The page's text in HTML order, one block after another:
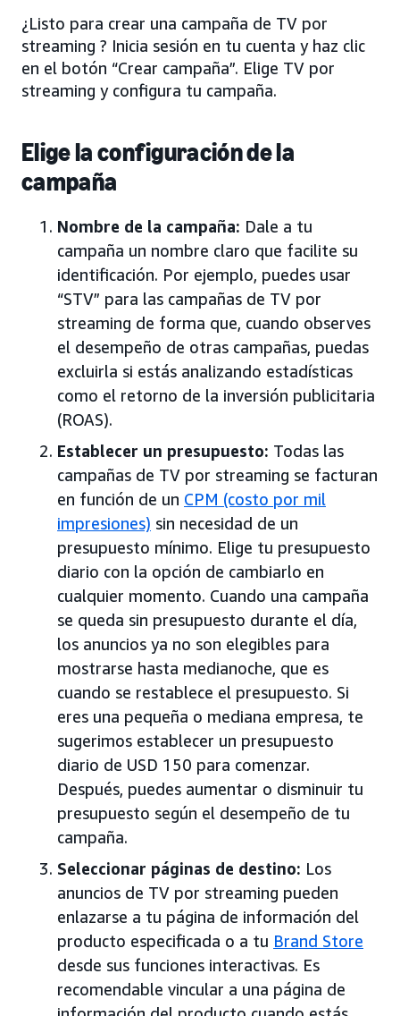
¿Listo para crear una campaña de TV por
streaming ? Inicia sesión en tu cuenta y haz clic
en el botón “Crear campaña”. Elige TV por
streaming y configura tu campaña.
Elige la configuración de la
campaña
Nombre de la campaña: Dale a tu
campaña un nombre claro que facilite su
identificación. Por ejemplo, puedes usar
“STV” para las campañas de TV por
streaming de forma que, cuando observes
el desempeño de otras campañas, puedas
excluirla si estás analizando estadísticas
como el retorno de la inversión publicitaria
(ROAS).
Establecer un presupuesto: Todas las
campañas de TV por streaming se facturan
en función de un CPM (costo por mil
impresiones) sin necesidad de un
presupuesto mínimo. Elige tu presupuesto
diario con la opción de cambiarlo en
cualquier momento. Cuando una campaña
se queda sin presupuesto durante el día,
los anuncios ya no son elegibles para
mostrarse hasta medianoche, que es
cuando se restablece el presupuesto. Si
eres una pequeña o mediana empresa, te
sugerimos establecer un presupuesto
diario de USD 150 para comenzar.
Después, puedes aumentar o disminuir tu
presupuesto según el desempeño de tu
campaña.
Seleccionar páginas de destino: Los
anuncios de TV por streaming pueden
enlazarse a tu página de información del
producto especificada o a tu Brand Store
desde sus funciones interactivas. Es
recomendable vincular a una página de